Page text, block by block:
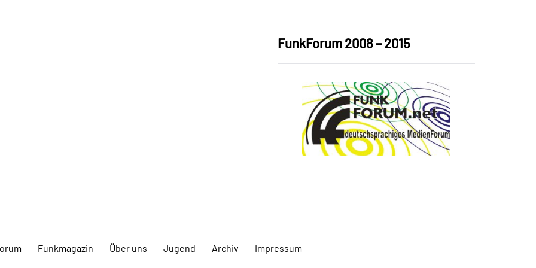
FunkForum 2008 – 2015
Funkmagazin Über uns Jugend Archiv Impressum